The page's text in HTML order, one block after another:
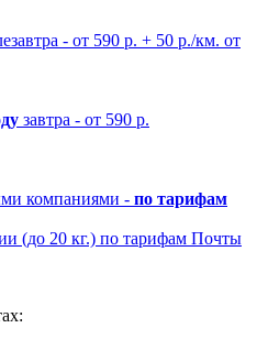
- от 590 р. + 50 р./км. от
завтра - от 590 р.
компаниями - по тарифам
(до 20 кг.) по тарифам Почты